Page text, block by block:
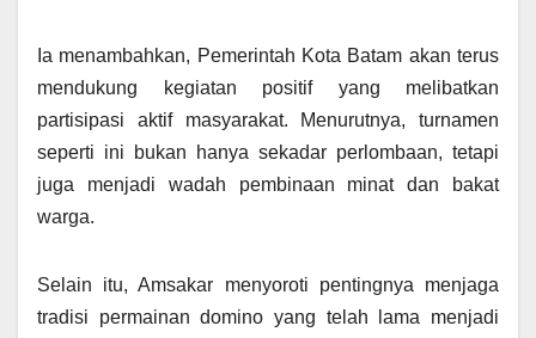
Ia menambahkan, Pemerintah Kota Batam akan terus
mendukung kegiatan positif yang melibatkan
partisipasi aktif masyarakat. Menurutnya, turnamen
seperti ini bukan hanya sekadar perlombaan, tetapi
juga menjadi wadah pembinaan minat dan bakat
warga.
Selain itu, Amsakar menyoroti pentingnya menjaga
tradisi permainan domino yang telah lama menjadi